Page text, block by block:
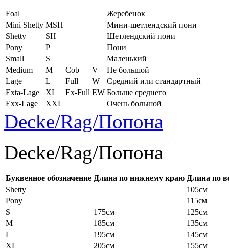
Foal
Жеребенок
Mini Shetty MSH
Мини-шетлендский пони
Shetty
SH
Шетлендский пони
Pony
P
Пони
Small
S
Маленький
Medium
M Cob V
Не большой
Lage
L Full W
Средний или стандартный
Exta-Lage
XL Ex-Full EW Больше среднего
Exx-Lage
XXL Очень большой
Decke/Rag/Попона
Decke/Rag/Попона
Буквенное обозначение Длина по нижнему краю Длина по
Shetty
105см
Pony
115см
S
175см
125см
M
185см
135см
L
195см
145см
XL
205см
155см